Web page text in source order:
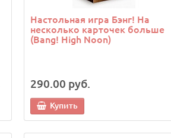
Настольная игра Бэнг! На
несколько карточек больше
(Bang! High Noon)
290.00 руб.
Купить